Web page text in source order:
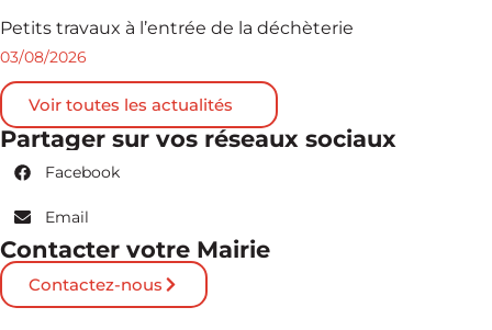
Petits travaux à l’entrée de la déchèterie
03/08/2026
Voir toutes les actualités
Partager sur vos réseaux sociaux
Facebook
Email
Contacter votre Mairie
Contactez-nous